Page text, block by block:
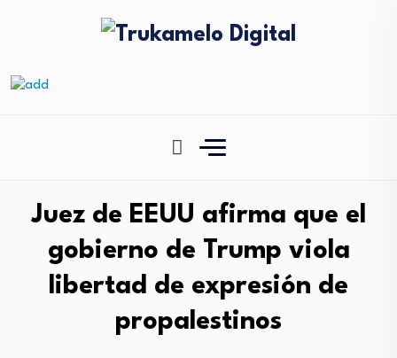
Juez de EEUU afirma que el
gobierno de Trump viola
libertad de expresión de
propalestinos